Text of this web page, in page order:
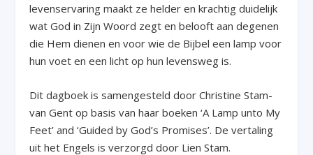
levenservaring maakt ze helder en krachtig duidelijk
wat God in Zijn Woord zegt en belooft aan degenen
die Hem dienen en voor wie de Bijbel een lamp voor
hun voet en een licht op hun levensweg is.
Dit dagboek is samengesteld door Christine Stam-
van Gent op basis van haar boeken ‘A Lamp unto My
Feet’ and ‘Guided by God’s Promises’. De vertaling
uit het Engels is verzorgd door Lien Stam.